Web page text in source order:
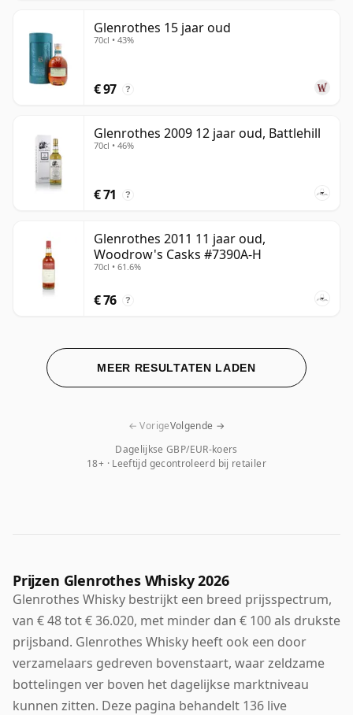
Glenrothes 15 jaar oud
70cl • 43%
€ 97 ?
Glenrothes 2009 12 jaar oud, Battlehill
70cl • 46%
€ 71 ?
Glenrothes 2011 11 jaar oud,
Woodrow's Casks #7390A-H
70cl • 61.6%
€ 76 ?
MEER RESULTATEN LADEN
Dagelijkse GBP/EUR-koers
18+ · Leeftijd gecontroleerd bij retailer
← VorigeVolgende →
Prijzen Glenrothes Whisky 2026
Glenrothes Whisky bestrijkt een breed prijsspectrum,
van € 48 tot € 36.020, met minder dan € 100 als drukste
prijsband. Glenrothes Whisky heeft ook een door
verzamelaars gedreven bovenstaart, waar zeldzame
bottelingen ver boven het dagelijkse marktniveau
kunnen zitten. Deze pagina behandelt 136 live